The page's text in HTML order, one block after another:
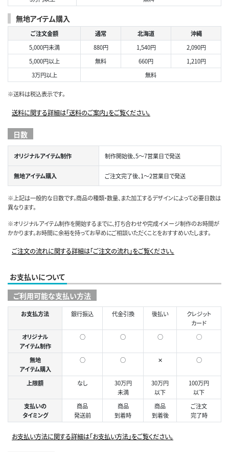
無地アイテム購入
ご注文金額 通常 北海道
沖縄
5,000円未満
880円 1,540円
2,090円
5,000円以上
無料 660円
1,210円
3万円以上
無料
※送料は税込表示です。
送料に関する詳細は「送料のご案内」をご覧ください。
日数
オリジナルアイテム制作 制作開始後、5～7営業日で発送
無地アイテム購入 ご注文完了後、1～2営業日で発送
※上記は一般的な日数です。商品の種類・数量、また加工するデザインによって必要日数は
異なります。
※オリジナルアイテム制作を開始するまでに、打ち合わせや完成イメージ制作のお時間が
かかります。お時間に余裕を持ってお早めにご相談いただくことをおすすめいたします。
ご注文の流れに関する詳細は「ご注文の流れ」をご覧ください。
お支払いについて
ご利用可能な支払い方法
お支払方法 銀行振込 代金引換 後払い
クレジット
カード
オリジナル
アイテム制作
○ ○ ○ ◯
無地
アイテム購入
○ ○ ✕ ○
上限額 なし
30万円
未満
30万円
以下
100万円
以下
支払いの
タイミング
商品
発送前
商品
到着時
商品
到着後
ご注文
完了時
お支払い方法に関する詳細は「お支払い方法」をご覧ください。